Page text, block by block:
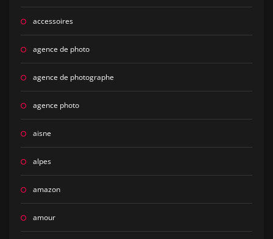
accessoires
agence de photo
agence de photographe
agence photo
aisne
alpes
amazon
amour